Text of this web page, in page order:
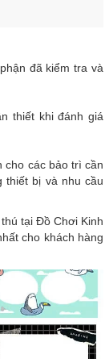
đã kiểm tra và
thiết khi đánh giá
cho các bảo trì cần
thiết bị và nhu cầu
tại Đồ Chơi Kinh
cho khách hàng